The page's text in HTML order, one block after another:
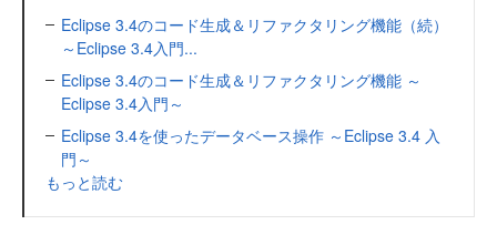
Eclipse 3.4のコード生成＆リファクタリング機能（続）
～Eclipse 3.4入門...
Eclipse 3.4のコード生成＆リファクタリング機能 ～
Eclipse 3.4入門～
Eclipse 3.4を使ったデータベース操作 ～Eclipse 3.4 入
門～
もっと読む